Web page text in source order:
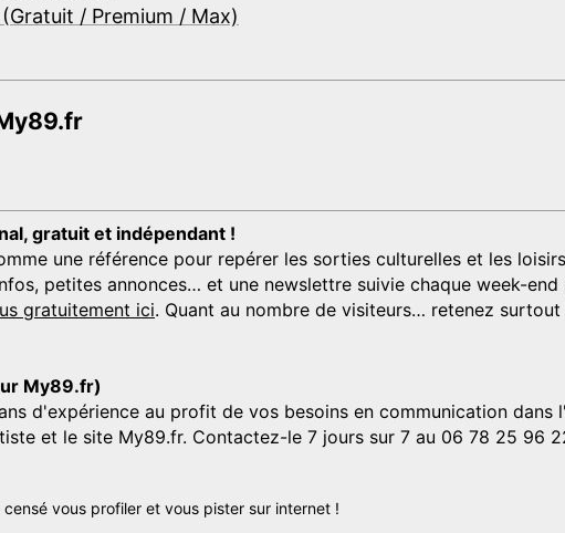
/ Premium / Max)
gratuit et indépendant !
une référence pour repérer les sorties culturelles et les
petites annonces… et une newslettre suivie chaque week-end
gratuitement ici. Quant au nombre de visiteurs… retenez
My89.fr)
d'expérience au profit de vos besoins en communication dans
et le site My89.fr. Contactez-le 7 jours sur 7 au 06 78 25 96
vous profiler et vous pister sur internet !